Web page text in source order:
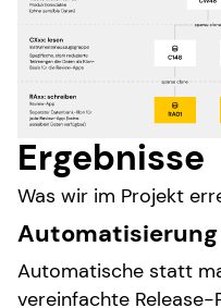
Ergebnisse
Was wir im Projekt
Automatisierung
Automatische statt
vereinfachte